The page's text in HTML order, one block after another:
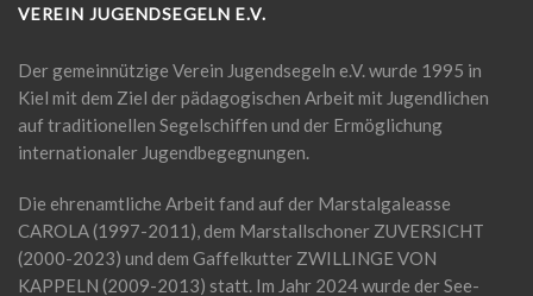
VEREIN JUGENDSEGELN E.V.
Der gemeinnützige Verein Jugendsegeln e.V. wurde 1995 in
Kiel mit dem Ziel der pädagogischen Arbeit mit Jugendlichen
auf traditionellen Segelschiffen und der Ermöglichung
internationaler Jugendbegegnungen.
Die ehrenamtliche Arbeit fand auf der Marstalgaleasse
CAROLA (1997-2011), dem Marstallschoner ZUVERSICHT
(2000-2023) und dem Gaffelkutter ZWILLINGE VON
KAPPELN (2009-2013) statt. Im Jahr 2024 wurde der See-